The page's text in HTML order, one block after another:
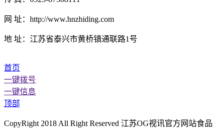
网 址：http://www.hnzhiding.com
地 址：江苏省泰兴市黄桥镇通联路1号
首页
一键拨号
一键信息
顶部
CopyRight 2018 All Right Reserved 江苏OG视讯官方网站食品